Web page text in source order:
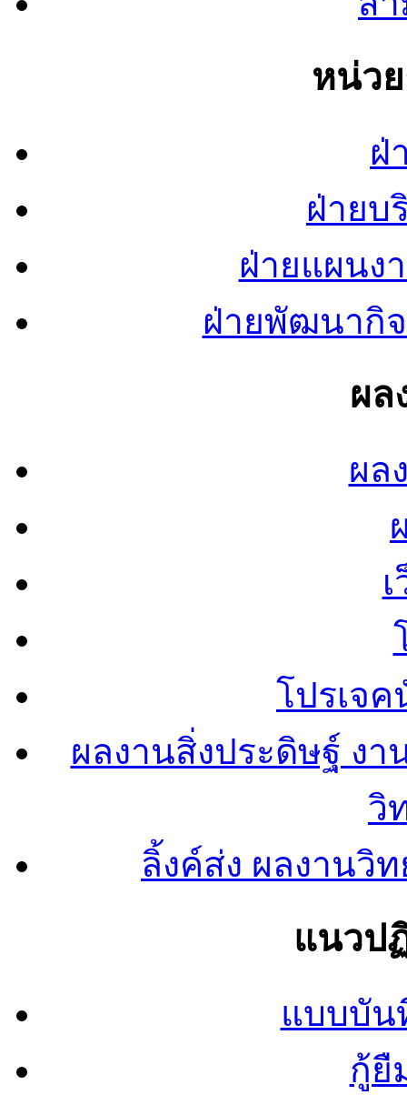
หน่ว
ฝ่
ฝ่ายบ
ฝ่ายแผนง
ฝ่ายพัฒนากิ
ผล
ผล
โปรเจ
ผลงานสิ่งประดิษฐ์ งา
วิ
ลิ้งค์ส่ง ผลงานวิ
แนวป
แบบบัน
กู้ยื